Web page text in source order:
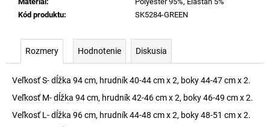
Kód produktu: SK5284-GREEN
Rozmery Hodnotenie Diskusia
Veľkosť S- dĺžka 94 cm, hrudník 40-44 cm x 2, boky 44-47 cm x 2.
Veľkosť M- dĺžka 94 cm, hrudník 42-46 cm x 2, boky 46-49 cm x 2.
Veľkosť L- dĺžka 96 cm, hrudník 44-48 cm x 2, boky 48-51 cm x 2.